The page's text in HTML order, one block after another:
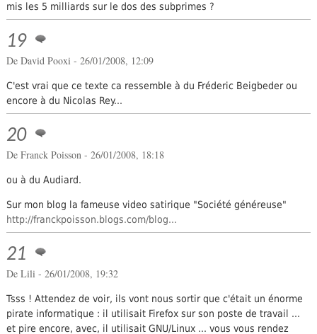
mis les 5 milliards sur le dos des subprimes ?
19
De David Pooxi - 26/01/2008, 12:09
C'est vrai que ce texte ca ressemble à du Fréderic Beigbeder ou
encore à du Nicolas Rey...
20
De Franck Poisson - 26/01/2008, 18:18
ou à du Audiard.
Sur mon blog la fameuse video satirique "Société généreuse"
http://franckpoisson.blogs.com/blog...
21
De Lili - 26/01/2008, 19:32
Tsss ! Attendez de voir, ils vont nous sortir que c'était un énorme
pirate informatique : il utilisait Firefox sur son poste de travail ...
et pire encore, avec, il utilisait GNU/Linux ... vous vous rendez